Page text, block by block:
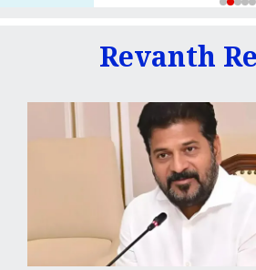
Revanth